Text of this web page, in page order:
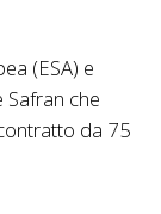
(ESA) e
Safran che
da 75